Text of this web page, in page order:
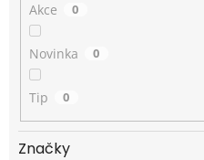
Akce 0
Novinka 0
Tip 0
Značky